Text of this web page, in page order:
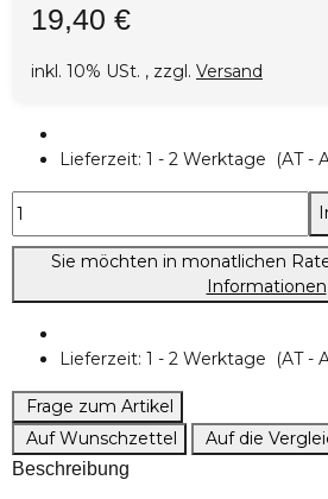
19,40 €
inkl. 10% USt. , zzgl. Versand
Lieferzeit: 1 - 2 Werktage (AT -
Sie möchten in monatlichen
Informationen
Lieferzeit: 1 - 2 Werktage (AT -
Frage zum Artikel
Auf Wunschzettel
Auf die
Beschreibung